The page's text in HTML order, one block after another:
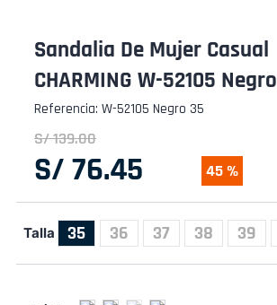
Sandalia De Mujer Casual
CHARMING W-52105 Negro
Referencia: W-52105 Negro 35
S/139.00
S/ 76.45 45 %
Talla 35 36 37 38 39